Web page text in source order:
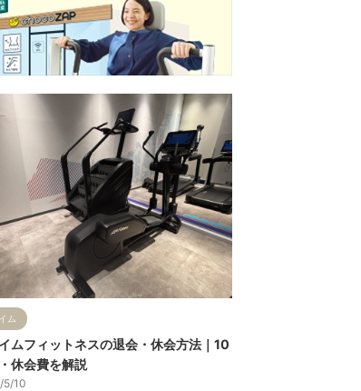
ム
ムフィットネスの退会・休会方法｜10
休会費を解説
5/10